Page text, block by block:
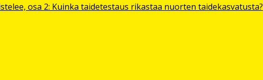
osa 2: Kuinka taidetestaus rikastaa nuorten taidekasvatusta?